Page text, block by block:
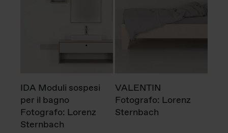
IDA Moduli sospesi
per il bagno
Fotografo: Lorenz
Sternbach
VALENTIN
Fotografo: Lorenz
Sternbach